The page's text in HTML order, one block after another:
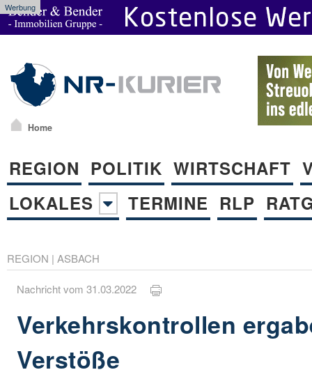
Werbung
Home
REGION POLITIK WIRTSCHAFT
LOKALES
TERMINE RLP
REGION | ASBACH
Nachricht vom 31.03.2022
Verkehrskontrollen
Verstöße